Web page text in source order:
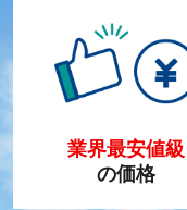
業界最安値級
の価格